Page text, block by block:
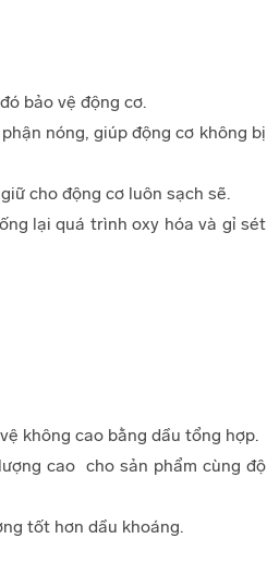
bảo vệ động cơ.
nóng, giúp động cơ không bị
cho động cơ luôn sạch sẽ.
lại quá trình oxy hóa và gỉ sét
không cao bằng dầu tổng hợp.
cao cho sản phẩm cùng độ
tốt hơn dầu khoáng.